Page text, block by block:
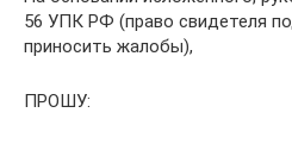
56 УПК РФ (право свидетеля
приносить жалобы),
ПРОШУ: